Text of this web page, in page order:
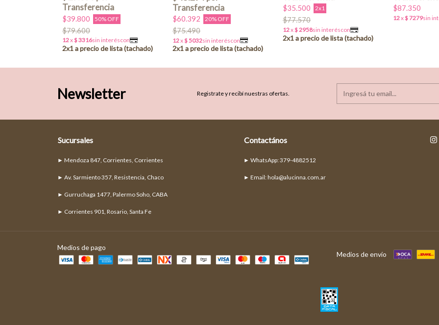
$39.800 50% OFF
$79.600
$60.392 20% OFF
$75.490
$35.500 2x1
$77.570
$87.350
Newsletter Registrate y recibí nuestras ofertas.
Sucursales
► Mendoza 847, Corrientes, Corrientes
► Av. Sarmiento 357, Resistencia, Chaco
► Gurruchaga 1477, Palermo Soho, CABA
► Corrientes 901, Rosario, Santa Fe
Contactános
► Email:hola@alucinna.com.ar
Medios de pago
Medios de envío